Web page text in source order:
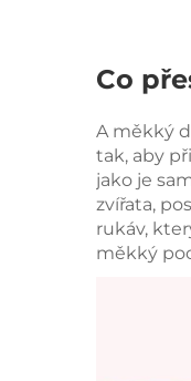
Co
A měkký
tak, aby
jako je
zvířata,
rukáv,
měkký